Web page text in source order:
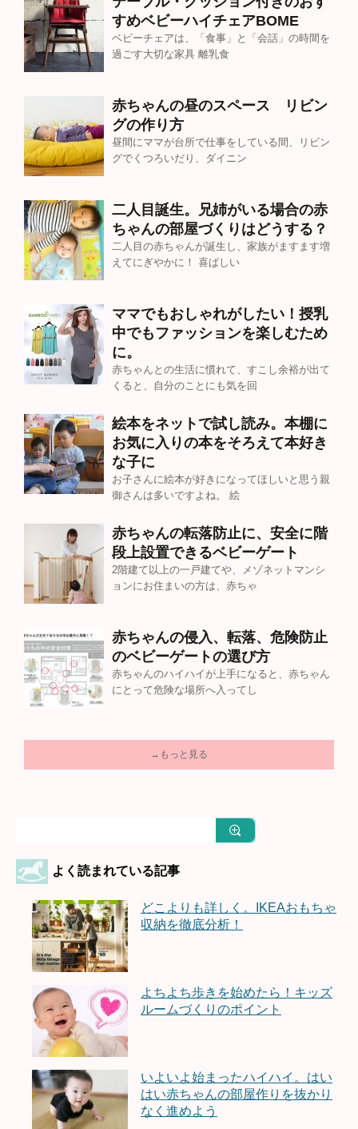
すめベビーハイチェアBOME
ベビーチェアは、「食事」と「会話」の時間を
過ごす大切な家具 離乳食
赤ちゃんの昼のスペース リビン
グの作り方
昼間にママが台所で仕事をしている間、リビン
グでくつろいだり、ダイニン
二人目誕生。兄姉がいる場合の赤
ちゃんの部屋づくりはどうする？
二人目の赤ちゃんが誕生し、家族がますます増
えてにぎやかに！ 喜ばしい
ママでもおしゃれがしたい！授乳
中でもファッションを楽しむため
に。
赤ちゃんとの生活に慣れて、すこし余裕が出て
くると、自分のことにも気を回
絵本をネットで試し読み。本棚に
お気に入りの本をそろえて本好き
な子に
お子さんに絵本が好きになってほしいと思う親
御さんは多いですよね。 絵
赤ちゃんの転落防止に、安全に階
段上設置できるベビーゲート
2階建て以上の一戸建てや、メゾネットマンシ
ョンにお住まいの方は、赤ちゃ
赤ちゃんの侵入、転落、危険防止
のベビーゲートの選び方
赤ちゃんのハイハイが上手になると、赤ちゃん
にとって危険な場所へ入ってし
→もっと見る
よく読まれている記事
どこよりも詳しく。IKEAおもちゃ
収納を徹底分析！
よちよち歩きを始めたら！キッズ
ルームづくりのポイント
いよいよ始まったハイハイ。はい
はい赤ちゃんの部屋作りを抜かり
なく進めよう